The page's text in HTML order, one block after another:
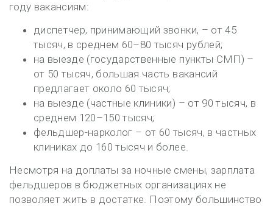
году вакансиям:
диспетчер, принимающий звонки, – от 45
тысяч, в среднем 60–80 тысяч рублей;
на выезде (государственные пункты СМП) –
от 50 тысяч, большая часть вакансий
предлагает около 60 тысяч;
на выезде (частные клиники) – от 90 тысяч, в
среднем 120–150 тысяч;
фельдшер-нарколог – от 60 тысяч, в частных
клиниках до 160 тысяч и более.
Несмотря на доплаты за ночные смены, зарплата
фельдшеров в бюджетных организациях не
позволяет жить в достатке. Поэтому большинство